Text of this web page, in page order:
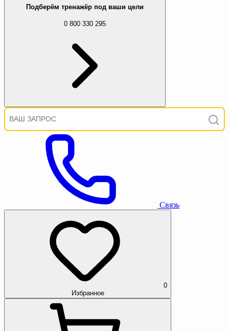
Подберём тренажёр под ваши цели
0 800 330 295
Связь
0
Избранное